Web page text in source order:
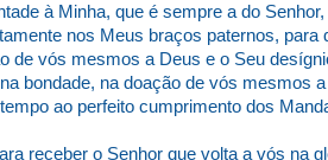
à Minha, que é sempre a do
nos Meus braços paternos, para
de vós mesmos a Deus e o Seu
bondade, na doação de vós mesmos
ao perfeito cumprimento dos
receber o Senhor que volta a vós na